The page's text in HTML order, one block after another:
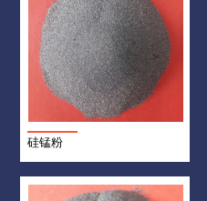
硅锰粉